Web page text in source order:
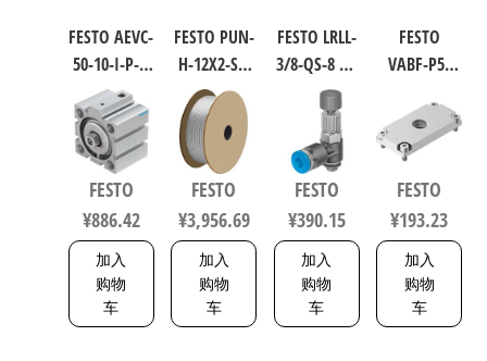
FESTO AEVC-
50-10-I-P-A
短行程气
缸 行程
10mm 缸径
50mm
VDMA 24562
188252
FESTO
¥886.42
加入
购物
车
FESTO PUN-
H-12X2-SI-
200 聚氨酯
气动软管
符合ISO
8573-1:2010
558275
FESTO
¥3,956.69
加入
购物
车
FESTO LRLL-
3/8-QS-8 气
源处理元
件 规格8
153505
FESTO
¥390.15
加入
购物
车
FESTO
VABF-P5-
软启动阀
8021860
FESTO
¥193.23
加入
购物
车